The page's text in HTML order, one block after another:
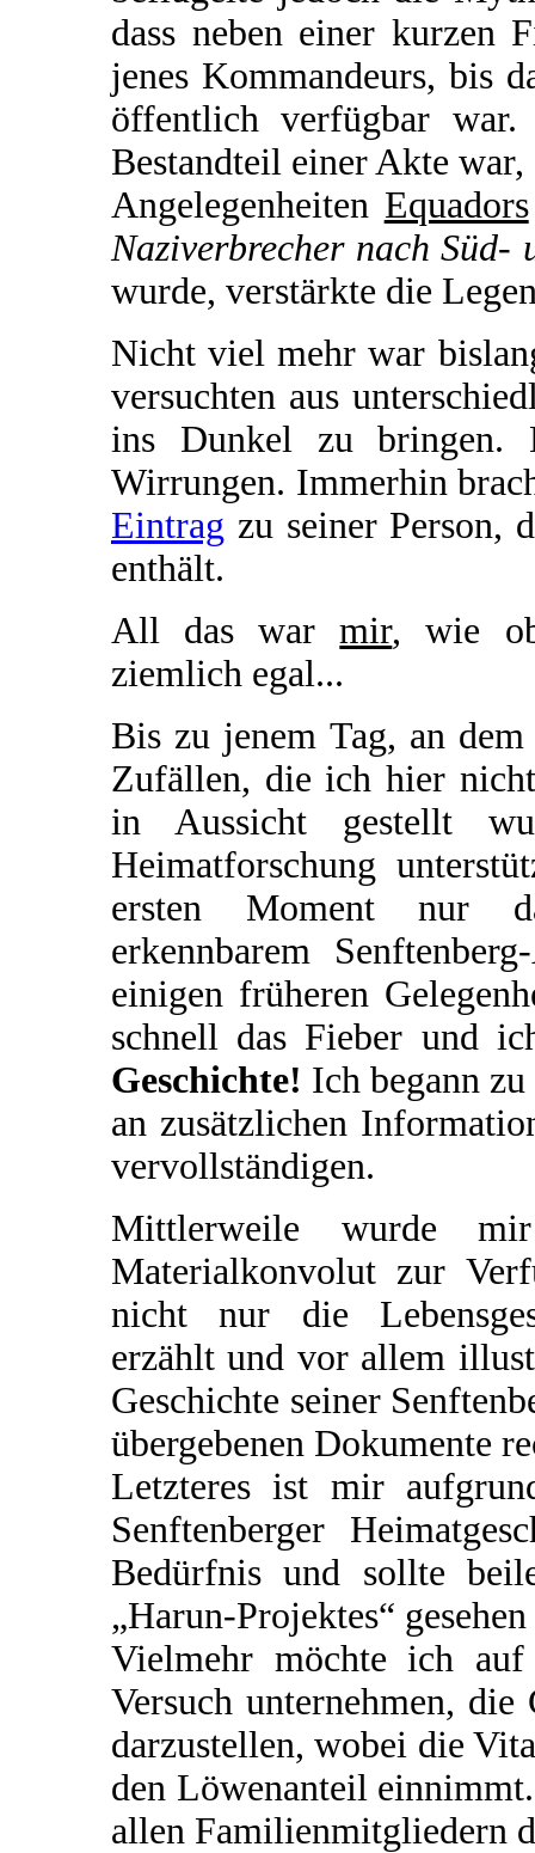
dass neben einer kurzen
jenes Kommandeurs, bis
öffentlich verfügbar
Bestandteil einer Akte
Angelegenheiten Equadors
Naziverbrecher nach
wurde, verstärkte die
Nicht viel mehr war
versuchten aus
ins Dunkel zu bringen.
Wirrungen. Immerhin
Eintrag zu seiner Person,
enthält.
All das warmir, wie
ziemlich egal...
Bis zu jenem Tag, an
Zufällen, die ich hier
in Aussicht gestellt
Heimatforschung
ersten Moment nur
erkennbarem
einigen früheren
schnell das Fieber und
Geschichte! Ich begann
an zusätzlichen
vervollständigen.
Mittlerweile wurde
Materialkonvolut zur
nicht nur die
erzählt und vor allem
Geschichte seiner
übergebenen Dokumente
Letzteres ist mir
Senftenberger
Bedürfnis und sollte
„Harun-Projektes“
Vielmehr möchte ich
Versuch unternehmen,
darzustellen, wobei die
den Löwenanteil
allen Familienmitgliedern